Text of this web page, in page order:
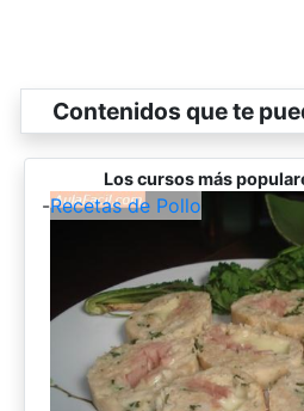
Contenidos que te
Los cursos más
-Recetas de Pollo